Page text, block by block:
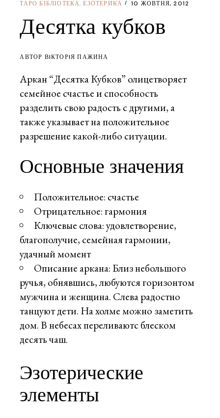
ТАРО БІБЛІОТЕКА ,ЕЗОТЕРИКА 10 ЖОВТНЯ, 2012
Десятка кубков
АВТОР ВIКТОРIЯ ПАЖИНА
Аркан “Десятка Кубков” олицетворяет
семейное счастье и способность
разделить свою радость с другими, а
также указывает на положительное
разрешение какой-либо ситуации.
Основные значения
Положительное: счастье
Отрицательное: гармония
Ключевые слова: удовлетворение,
благополучие, семейная гармонии,
удачный момент
Описание аркана: Близ небольшого
ручья, обнявшись, любуются горизонтом
мужчина и женщина. Слева радостно
танцуют дети. На холме можно заметить
дом. В небесах переливаютс блеском
десять чаш.
Эзотерические
элементы